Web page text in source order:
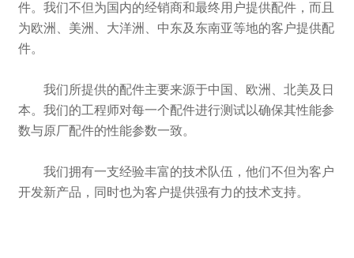
件。我们不但为国内的经销商和最终用户提供配件，而且
为欧洲、美洲、大洋洲、中东及东南亚等地的客户提供配
件。
我们所提供的配件主要来源于中国、欧洲、北美及日
本。我们的工程师对每一个配件进行测试以确保其性能参
数与原厂配件的性能参数一致。
我们拥有一支经验丰富的技术队伍，他们不但为客户
开发新产品，同时也为客户提供强有力的技术支持。